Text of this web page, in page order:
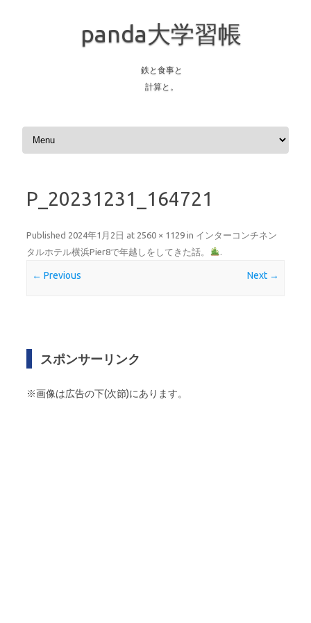
panda大学習帳
鉄と食事と
計算と。
Skip to content
P_20231231_164721
Published 2024年1月2日 at 2560 × 1129 in インターコンチネン
タルホテル横浜Pier8で年越しをしてきた話。
.
← Previous Next →
スポンサーリンク
※画像は広告の下(次節)にあります。